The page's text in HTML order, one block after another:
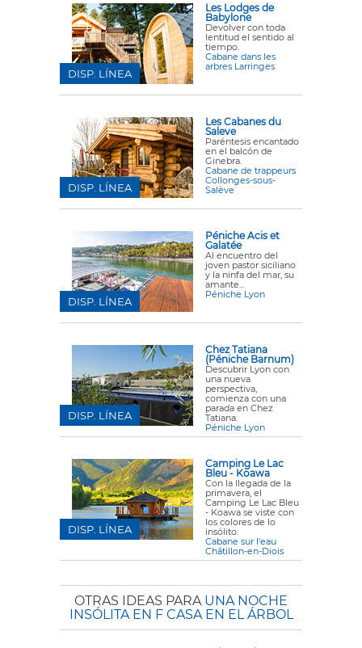
Les Lodges de
Babylone
Devolver con toda
lentitud el sentido al
tiempo.
Cabane dans les
arbres Larringes
DISP. LÍNEA
Les Cabanes du
Saleve
Paréntesis encantado
en el balcón de
Ginebra.
Cabane de trappeurs
Collonges-sous-
Salève
DISP. LÍNEA
Péniche Acis et
Galatée
Al encuentro del
joven pastor siciliano
y la ninfa del mar, su
amante...
Péniche Lyon
DISP. LÍNEA
Chez Tatiana
(Péniche Barnum)
Descubrir Lyon con
una nueva
perspectiva,
comienza con una
parada en Chez
Tatiana.
Péniche Lyon
DISP. LÍNEA
Camping Le Lac
Bleu - Koawa
Con la llegada de la
primavera, el
Camping Le Lac Bleu
- Koawa se viste con
los colores de lo
insólito.
Cabane sur l'eau
Châtillon-en-Diois
DISP. LÍNEA
OTRAS IDEAS PARA UNA NOCHE
INSÓLITA EN F CASA EN EL ÁRBOL